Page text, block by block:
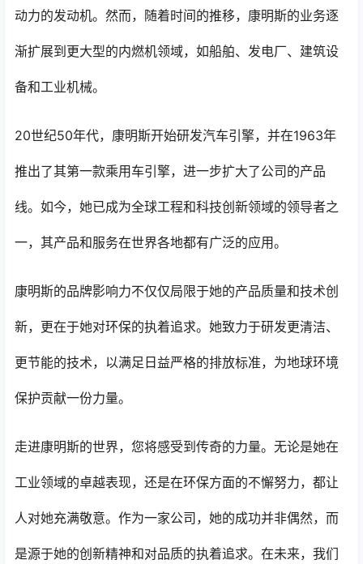
动力的发动机。然而，随着时间的推移，康明斯的业务逐
渐扩展到更大型的内燃机领域，如船舶、发电厂、建筑设
备和工业机械。
20世纪50年代，康明斯开始研发汽车引擎，并在1963年
推出了其第一款乘用车引擎，进一步扩大了公司的产品
线。如今，她已成为全球工程和科技创新领域的领导者之
一，其产品和服务在世界各地都有广泛的应用。
康明斯的品牌影响力不仅仅局限于她的产品质量和技术创
新，更在于她对环保的执着追求。她致力于研发更清洁、
更节能的技术，以满足日益严格的排放标准，为地球环境
保护贡献一份力量。
走进康明斯的世界，您将感受到传奇的力量。无论是她在
工业领域的卓越表现，还是在环保方面的不懈努力，都让
人对她充满敬意。作为一家公司，她的成功并非偶然，而
是源于她的创新精神和对品质的执着追求。在未来，我们